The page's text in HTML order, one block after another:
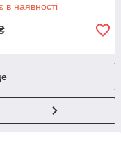
в наявності